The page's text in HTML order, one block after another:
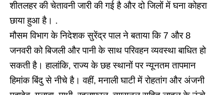
शीतलहर की चेतावनी जारी की गई है और दो जिलों में घना कोहरा
छाया हुआ है। .
मौसम विभाग के निदेशक सुरेंद्र पाल ने बताया कि 7 और 8
जनवरी को बिजली और पानी के साथ परिवहन व्यवस्था बाधित हो
सकती है। हालांकि, राज्य के छह स्थानों पर न्यूनतम तापमान
हिमांक बिंदु से नीचे है। वहीं, मनाली घाटी में रोहतांग और अंजनी